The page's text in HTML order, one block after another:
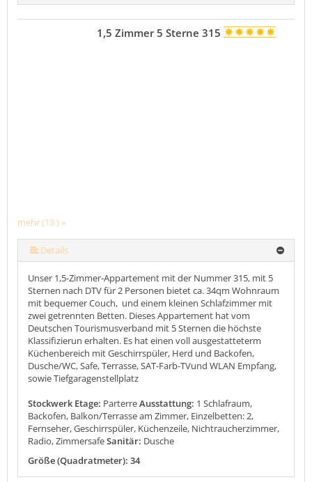
mehr (13 ) »
mehr (13 ) »
mehr (13 ) »
mehr (13 ) »
mehr (13 ) »
mehr (13 ) »
mehr (13 ) »
mehr (13 ) »
mehr (13 ) »
mehr (13 ) »
1,5 Zimmer 5 Sterne 315
Details
Unser 1,5-Zimmer-Appartement mit der Nummer 315, mit 5
Sternen nach DTV für 2 Personen bietet ca. 34qm Wohnraum
mit bequemer Couch, und einem kleinen Schlafzimmer mit
zwei getrennten Betten. Dieses Appartement hat vom
Deutschen Tourismusverband mit 5 Sternen die höchste
Klassifizierun erhalten. Es hat einen voll ausgestatteterm
Küchenbereich mit Geschirrspüler, Herd und Backofen,
Dusche/WC, Safe, Terrasse, SAT-Farb-TVund WLAN Empfang,
sowie Tiefgaragenstellplatz
Stockwerk Etage: ParterreAusstattung: 1 Schlafraum,
Backofen, Balkon/Terrasse am Zimmer, Einzelbetten: 2,
Fernseher, Geschirrspüler, Küchenzeile, Nichtraucherzimmer,
Radio, ZimmersafeSanitär: Dusche
Größe (Quadratmeter): 34